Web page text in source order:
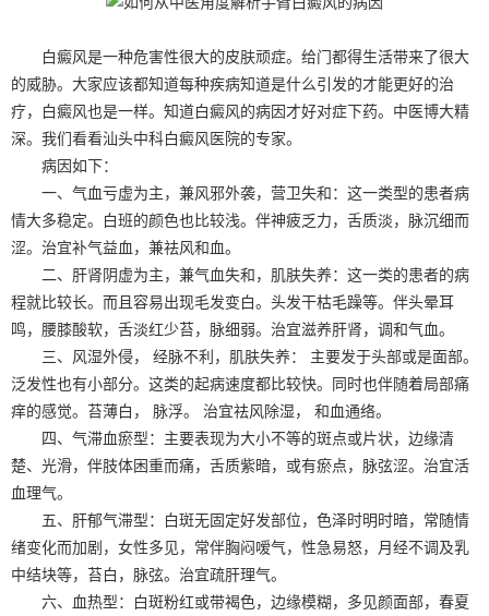
白癜风是一种危害性很大的皮肤顽症。给门都得生活带来了很大
的威胁。大家应该都知道每种疾病知道是什么引发的才能更好的治
疗，白癜风也是一样。知道白癜风的病因才好对症下药。中医博大精
深。我们看看汕头中科白癜风医院的专家。
病因如下：
一、气血亏虚为主，兼风邪外袭，营卫失和：这一类型的患者病
情大多稳定。白班的颜色也比较浅。伴神疲乏力，舌质淡，脉沉细而
涩。治宜补气益血，兼祛风和血。
二、肝肾阴虚为主，兼气血失和，肌肤失养：这一类的患者的病
程就比较长。而且容易出现毛发变白。头发干枯毛躁等。伴头晕耳
鸣，腰膝酸软，舌淡红少苔，脉细弱。治宜滋养肝肾，调和气血。
三、风湿外侵， 经脉不利，肌肤失养： 主要发于头部或是面部。
泛发性也有小部分。这类的起病速度都比较快。同时也伴随着局部痛
痒的感觉。苔薄白， 脉浮。 治宜祛风除湿， 和血通络。
四、气滞血瘀型：主要表现为大小不等的斑点或片状，边缘清
楚、光滑，伴肢体困重而痛，舌质紫暗，或有瘀点，脉弦涩。治宜活
血理气。
五、肝郁气滞型：白斑无固定好发部位，色泽时明时暗，常随情
绪变化而加剧，女性多见，常伴胸闷嗳气，性急易怒，月经不调及乳
中结块等，苔白，脉弦。治宜疏肝理气。
六、血热型：白斑粉红或带褐色，边缘模糊，多见颜面部，春夏